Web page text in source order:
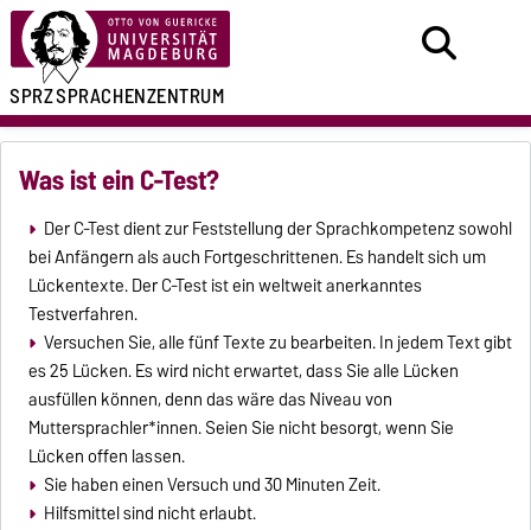
SPRZSPRACHENZENTRUM
Was ist ein C-Test?
Der C-Test dient zur Feststellung der Sprachkompetenz sowohl
bei Anfängern als auch Fortgeschrittenen. Es handelt sich um
Lückentexte. Der C-Test ist ein weltweit anerkanntes
Testverfahren.
Versuchen Sie, alle fünf Texte zu bearbeiten. In jedem Text gibt
es 25 Lücken. Es wird nicht erwartet, dass Sie alle Lücken
ausfüllen können, denn das wäre das Niveau von
Muttersprachler*innen. Seien Sie nicht besorgt, wenn Sie
Lücken offen lassen.
Sie haben einen Versuch und 30 Minuten Zeit.
Hilfsmittel sind nicht erlaubt.